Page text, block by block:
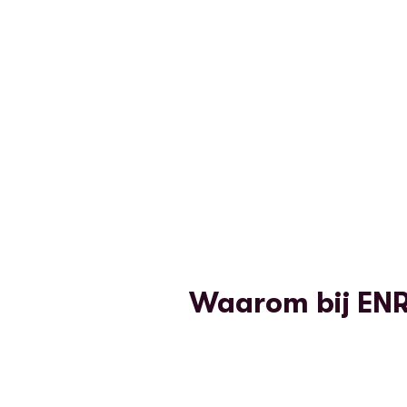
Waarom bij